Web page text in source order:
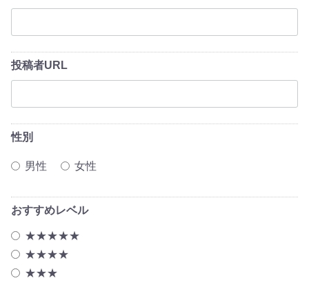
投稿者URL
性別
男性 女性
おすすめレベル
★★★★★
★★★★
★★★